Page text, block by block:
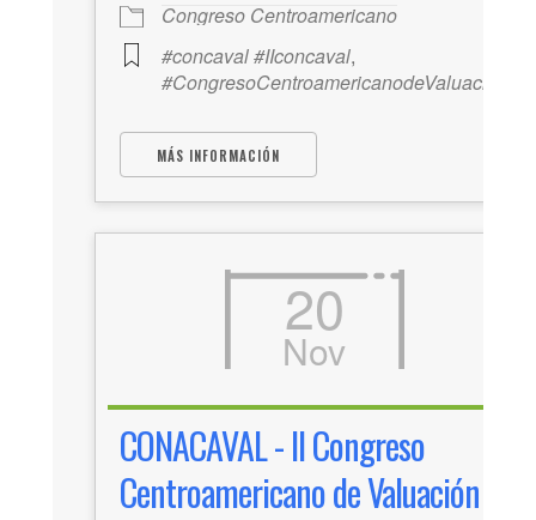
Congreso Centroamericano
#concaval #IIconcaval,
#CongresoCentroamericanodeValuación
MÁS INFORMACIÓN
20
Nov
CONACAVAL - II Congreso
Centroamericano de Valuación